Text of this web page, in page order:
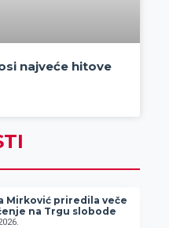
najveće hitove
Mirković priredila veče
na Trgu slobode